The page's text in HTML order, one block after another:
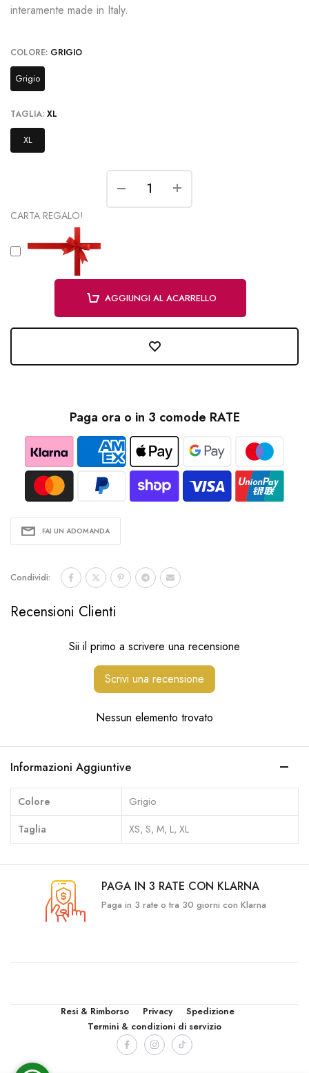
interamente made in Italy.
COLORE: GRIGIO
Grigio
TAGLIA: XL
XL
CARTA REGALO!
AGGIUNGI AL ACARRELLO
Paga ora o in 3 comode RATE
FAI UN ADOMANDA
Condividi:
Recensioni Clienti
Sii il primo a scrivere una recensione
Scrivi una recensione
Nessun elemento trovato
Informazioni Aggiuntive
Colore
Grigio
Taglia
XS, S, M, L, XL
PAGA IN 3 RATE CON KLARNA
Paga in 3 rate o tra 30 giorni con Klarna
Resi & Rimborso Privacy
Spedizione
Termini & condizioni di servizio